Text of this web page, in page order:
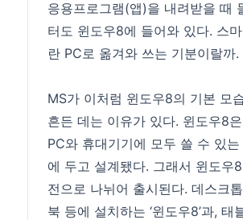
응용프로그램(앱)을 내려받을 때
터도 윈도우8에 들어와 있다. 스
란 PC로 옮겨와 쓰는 기분이랄까.
MS가 이처럼 윈도우8의 기본 모
흔든 데는 이유가 있다. 윈도우8
PC와 휴대기기에 모두 쓸 수 있는
에 두고 설계됐다. 그래서 윈도우
전으로 나뉘어 출시된다. 데스크
북 등에 설치하는 ‘윈도우8’과, 태